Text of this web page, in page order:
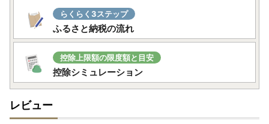
らくらく3ステップ
ふるさと納税の流れ
控除上限額の限度額と目安
控除シミュレーション
レビュー